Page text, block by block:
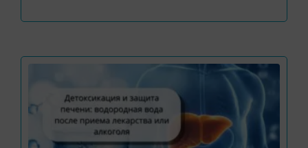
Water (HRW) или Hydrogen Water. В такой воде
в воде. Поэтому водород содержится в